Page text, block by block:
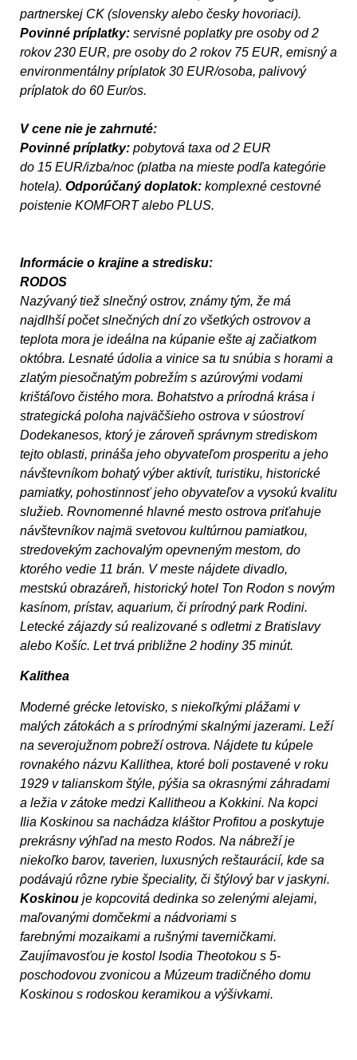
partnerskej CK (slovensky alebo česky hovoriaci).
Povinné príplatky: servisné poplatky pre osoby od 2
rokov 230 EUR, pre osoby do 2 rokov 75 EUR, emisný a
environmentálny príplatok 30 EUR/osoba, palivový
príplatok do 60 Eur/os.
V cene nie je zahrnuté:
Povinné príplatky: pobytová taxa od 2 EUR
do 15 EUR/izba/noc (platba na mieste podľa kategórie
hotela). Odporúčaný doplatok: komplexné cestovné
poistenie KOMFORT alebo PLUS.
Informácie o krajine a stredisku:
RODOS
Nazývaný tiež slnečný ostrov, známy tým, že má
najdlhší počet slnečných dní zo všetkých ostrovov a
teplota mora je ideálna na kúpanie ešte aj začiatkom
októbra. Lesnaté údolia a vinice sa tu snúbia s horami a
zlatým piesočnatým pobrežím s azúrovými vodami
krištáľovo čistého mora. Bohatstvo a prírodná krása i
strategická poloha najväčšieho ostrova v súostroví
Dodekanesos, ktorý je zároveň správnym strediskom
tejto oblasti, prináša jeho obyvateľom prosperitu a jeho
návštevníkom bohatý výber aktivít, turistiku, historické
pamiatky, pohostinnosť jeho obyvateľov a vysokú kvalitu
služieb. Rovnomenné hlavné mesto ostrova priťahuje
návštevníkov najmä svetovou kultúrnou pamiatkou,
stredovekým zachovalým opevneným mestom, do
ktorého vedie 11 brán. V meste nájdete divadlo,
mestskú obrazáreň, historický hotel Ton Rodon s novým
kasínom, prístav, aquarium, či prírodný park Rodini.
Letecké zájazdy sú realizované s odletmi z Bratislavy
alebo Košíc. Let trvá približne 2 hodiny 35 minút.
Kalithea
Moderné grécke letovisko, s niekoľkými plážami v
malých zátokách a s prírodnými skalnými jazerami. Leží
na severojužnom pobreží ostrova. Nájdete tu kúpele
rovnakého názvu Kallithea, ktoré boli postavené v roku
1929 v talianskom štýle, pýšia sa okrasnými záhradami
a ležia v zátoke medzi Kallitheou a Kokkini. Na kopci
Ilia Koskinou sa nachádza kláštor Profitou a poskytuje
prekrásny výhľad na mesto Rodos. Na nábreží je
niekoľko barov, taverien, luxusných reštaurácií, kde sa
podávajú rôzne rybie špeciality, či štýlový bar v jaskyni.
Koskinou je kopcovitá dedinka so zelenými alejami,
maľovanými domčekmi a nádvoriami s
farebnými mozaikami a rušnými taverničkami.
Zaujímavosťou je kostol Isodia Theotokou s 5-
poschodovou zvonicou a Múzeum tradičného domu
Koskinou s rodoskou keramikou a výšivkami.